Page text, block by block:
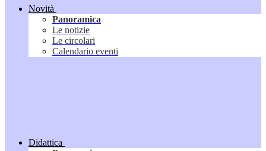
Novità
Panoramica
Le notizie
Le circolari
Calendario eventi
Didattica